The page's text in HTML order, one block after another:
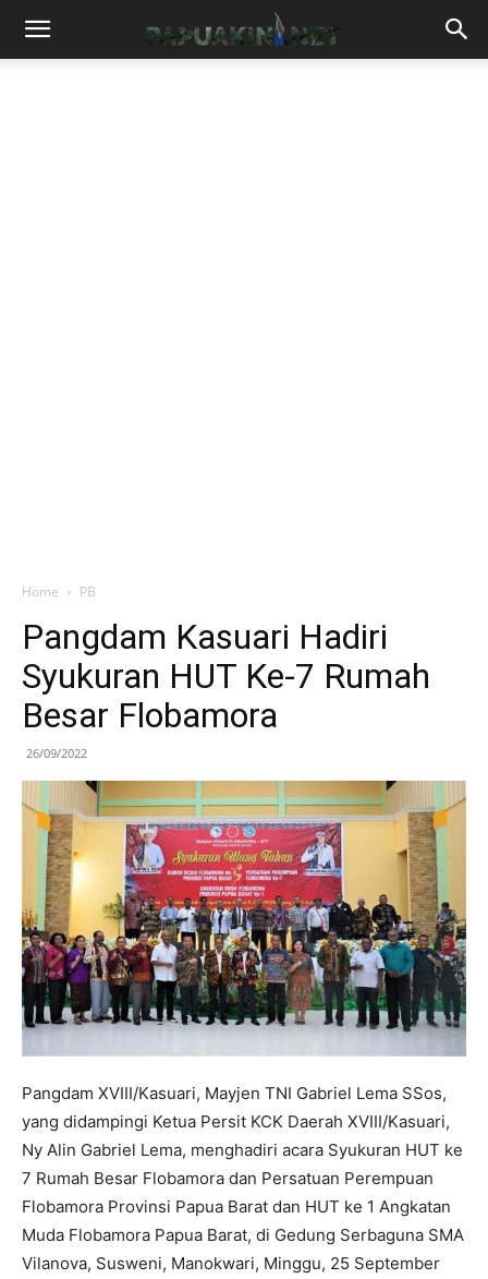
Home PB
Pangdam Kasuari Hadiri
Syukuran HUT Ke-7 Rumah
Besar Flobamora
26/09/2022
Pangdam XVIII/Kasuari, Mayjen TNI Gabriel Lema SSos,
yang didampingi Ketua Persit KCK Daerah XVIII/Kasuari,
Ny Alin Gabriel Lema, menghadiri acara Syukuran HUT ke
7 Rumah Besar Flobamora dan Persatuan Perempuan
Flobamora Provinsi Papua Barat dan HUT ke 1 Angkatan
Muda Flobamora Papua Barat, di Gedung Serbaguna SMA
Vilanova, Susweni, Manokwari, Minggu, 25 September